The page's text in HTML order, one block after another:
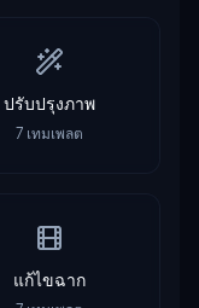
ปรับปรุงภาพ
7 เทมเพลต
แก้ไขฉาก